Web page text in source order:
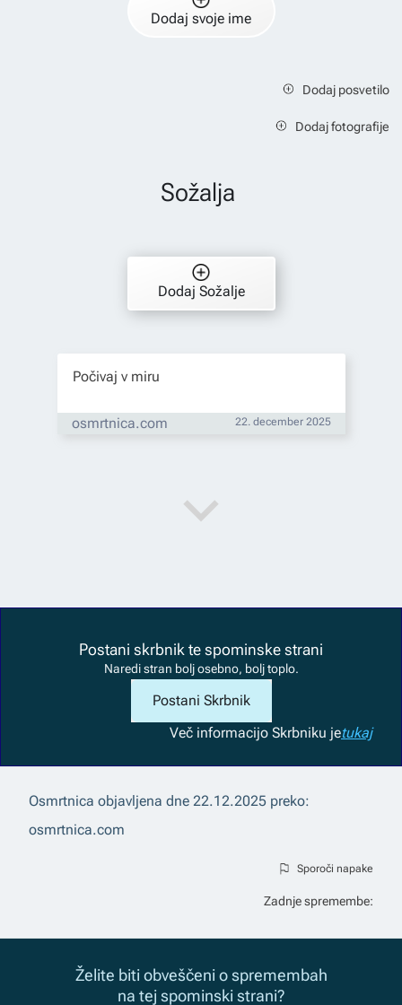
Dodaj svoje ime
Dodaj posvetilo
Dodaj fotografije
Sožalja
Dodaj Sožalje
Počivaj v miru
osmrtnica.com 22. december 2025
Postani skrbnik te spominske strani
Naredi stran bolj osebno, bolj toplo.
Postani Skrbnik
Več informacijo Skrbniku jetukaj
Osmrtnica objavljena dne 22.12.2025 preko:
osmrtnica.com
Sporoči napake
Zadnje spremembe:
Želite biti obveščeni o spremembah
na tej spominski strani?